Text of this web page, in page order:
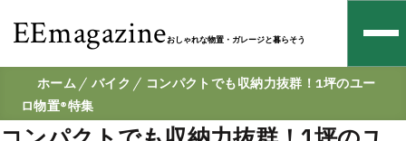
EEmagazineおしゃれな物置・ガレージと暮らそう
ホーム バイク
コンパクトでも収納力抜群！1坪のユー
ロ物置®特集